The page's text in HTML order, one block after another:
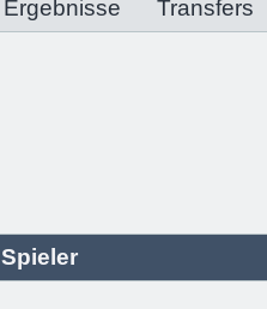
Ergebnisse
Transfers
Spieler